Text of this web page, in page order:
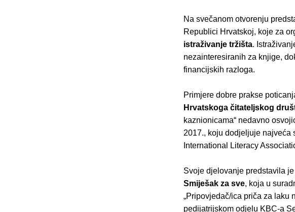
Na svečanom otvorenju
Republici Hrvatskoj, koje za
istraživanje tržišta.
nezainteresiranih za knjige,
financijskih razloga.
Primjere dobre prakse
Hrvatskoga čitateljskog
kaznionicama“ nedavno
2017., koju dodjeljuje najveća
International Literacy
Svoje djelovanje predstavila
Smiješak za sve, koja u
„Pripovjedač/ica priča za laku
pedijatrijskom odjelu KBC-a